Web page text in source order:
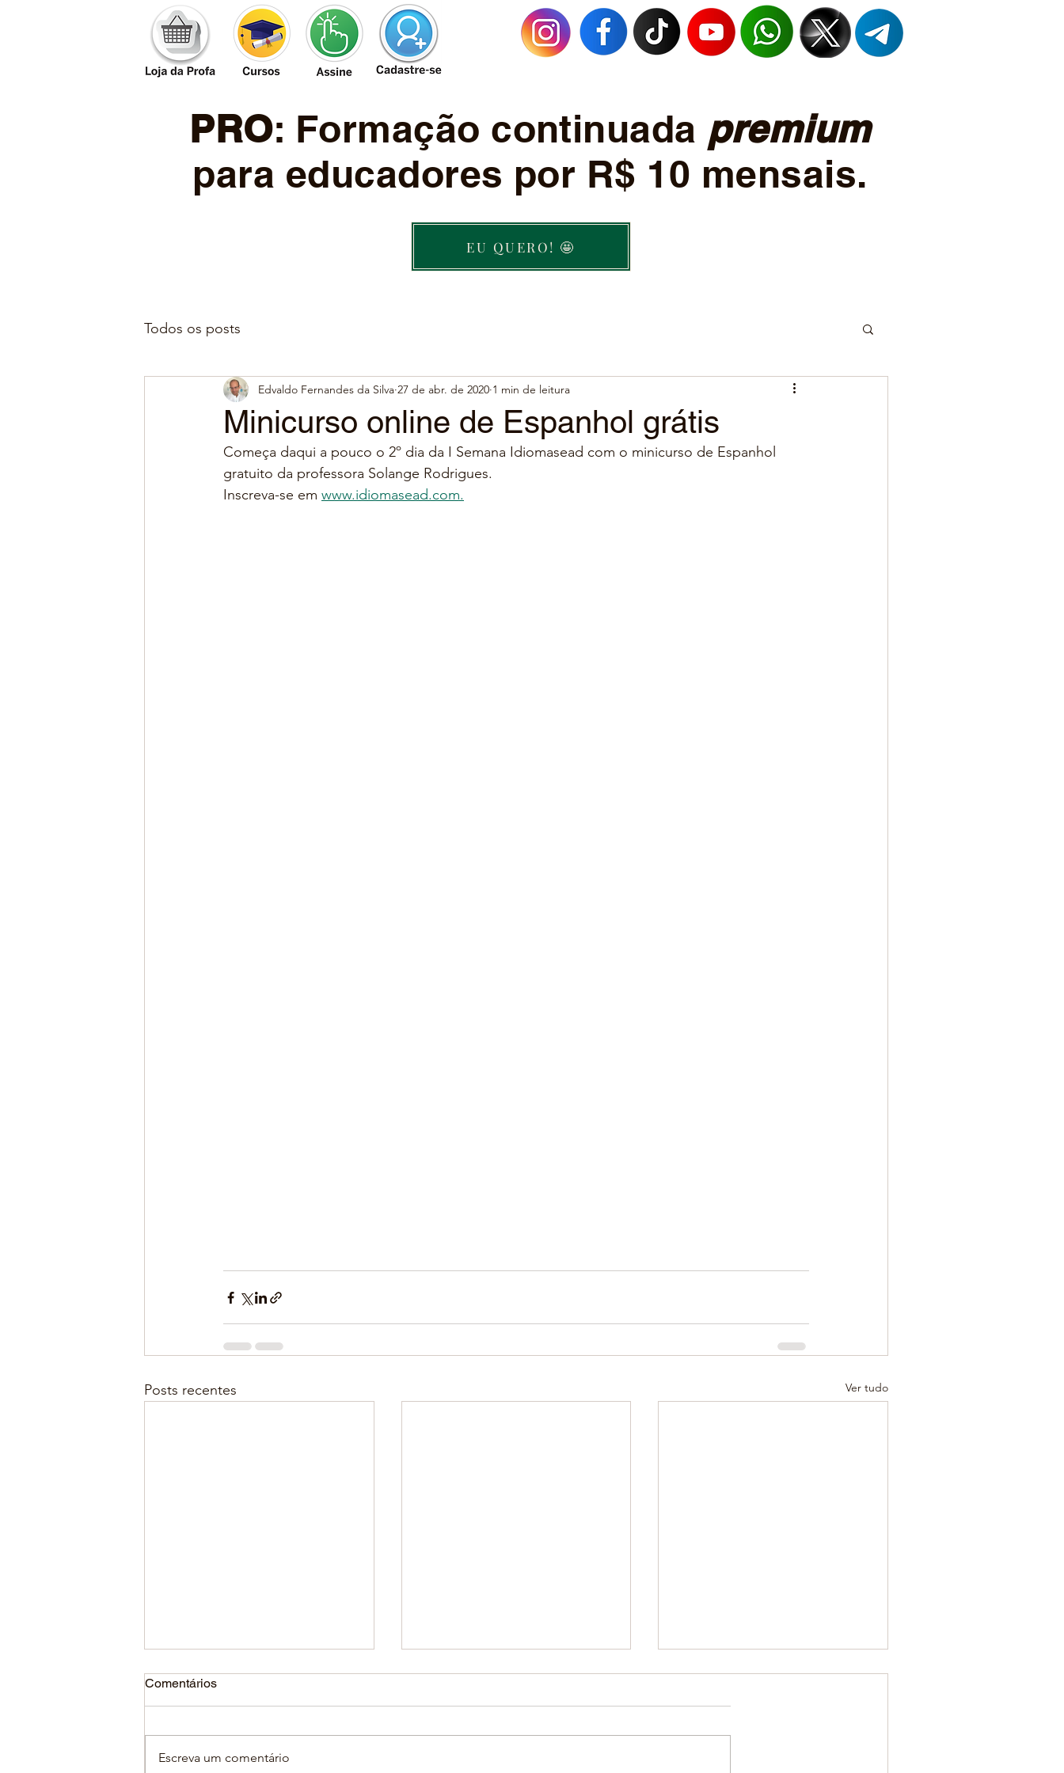
PRO: Formação continuada premium
para educadores por R$ 10 mensais.
EU QUERO! 🤩
Todos os posts
Minicurso online de Espanhol grátis
Edvaldo Fernandes da Silva 27 de abr. de 2020 1 min de leitura
Começa daqui a pouco o 2º dia da I Semana Idiomasead com o minicurso de Espanhol
gratuito da professora Solange Rodrigues.
Inscreva-se em www.idiomasead.com.
Posts recentes Ver tudo
Comentários
Escreva um comentário